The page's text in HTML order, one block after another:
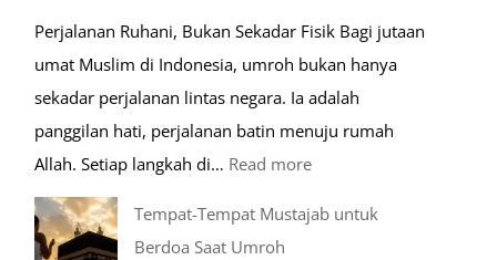
Perjalanan Ruhani, Bukan Sekadar Fisik Bagi jutaan
umat Muslim di Indonesia, umroh bukan hanya
sekadar perjalanan lintas negara. Ia adalah
panggilan hati, perjalanan batin menuju rumah
Allah. Setiap langkah di… Read more:
Tempat-Tempat Mustajab untuk
Berdoa Saat Umroh